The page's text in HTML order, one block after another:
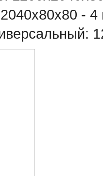
-